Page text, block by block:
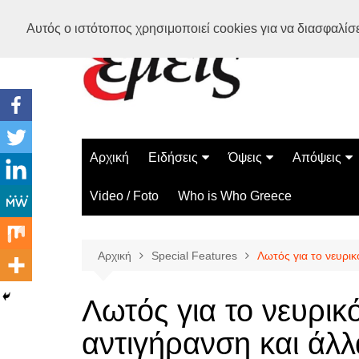
Αυτός ο ιστότοπος χρησιμοποιεί cookies για να
Αρχική Ειδήσεις
Ελλάδα
Διεθνή
Όψεις
Διάστημα
Επιστήμη
Απόψεις
Video / Foto Who is Who Greece
Αρχική Special Features Λωτός για το
Λωτός για το
αντιγήρανση και